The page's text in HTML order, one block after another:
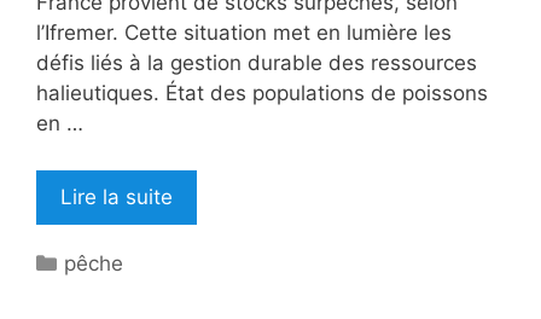
l’Ifremer. Cette situation met en lumière les
défis liés à la gestion durable des ressources
halieutiques. État des populations de poissons
en …
Lire la suite
Catégories
pêche